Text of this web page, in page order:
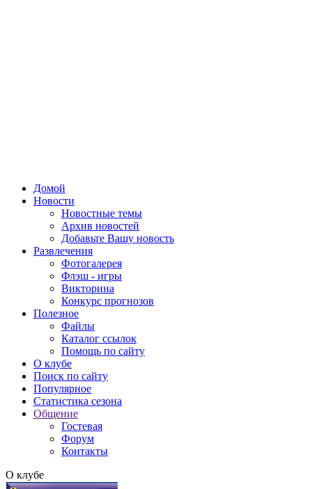
Домой
Новости
Новостные темы
Архив новостей
Добавьте Вашу новость
Развлечения
Фотогалерея
Флэш - игры
Викторина
Конкурс прогнозов
Полезное
Файлы
Каталог ссылок
Помощь по сайту
О клубе
Поиск по сайту
Популярное
Статистика сезона
Общение
Гостевая
Форум
Контакты
О клубе